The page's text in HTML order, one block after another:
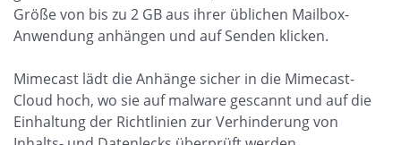
Größe von bis zu 2 GB aus ihrer üblichen Mailbox-
Anwendung anhängen und auf Senden klicken.
Mimecast lädt die Anhänge sicher in die Mimecast-
Cloud hoch, wo sie auf malware gescannt und auf die
Einhaltung der Richtlinien zur Verhinderung von